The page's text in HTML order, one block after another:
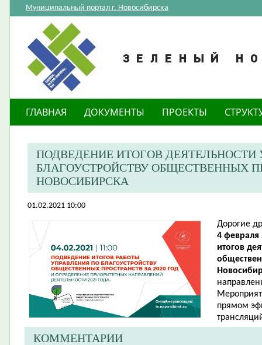
Муниципальный портал г. Новосибирска
ГЛАВНАЯ ДОКУМЕНТЫ ПРОЕКТЫ
ПОДВЕДЕНИЕ ИТОГОВ ДЕЯТЕЛЬНОСТИ
БЛАГОУСТРОЙСТВУ ОБЩЕСТВЕННЫХ
НОВОСИБИРСКА
01.02.2021 10:00
Дорогие
4 февраля
итогов
прямом
КОММЕНТАРИИ